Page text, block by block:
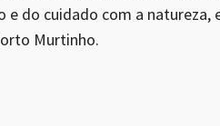
do cuidado com a natureza,
Murtinho.